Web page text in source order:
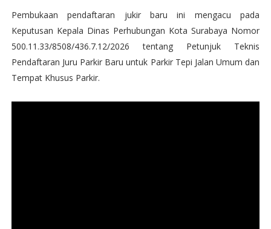
Pembukaan pendaftaran jukir baru ini mengacu pada
Keputusan Kepala Dinas Perhubungan Kota Surabaya Nomor
500.11.33/8508/436.7.12/2026 tentang Petunjuk Teknis
Pendaftaran Juru Parkir Baru untuk Parkir Tepi Jalan Umum dan
Tempat Khusus Parkir.